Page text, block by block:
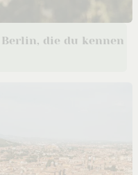
die du kennen